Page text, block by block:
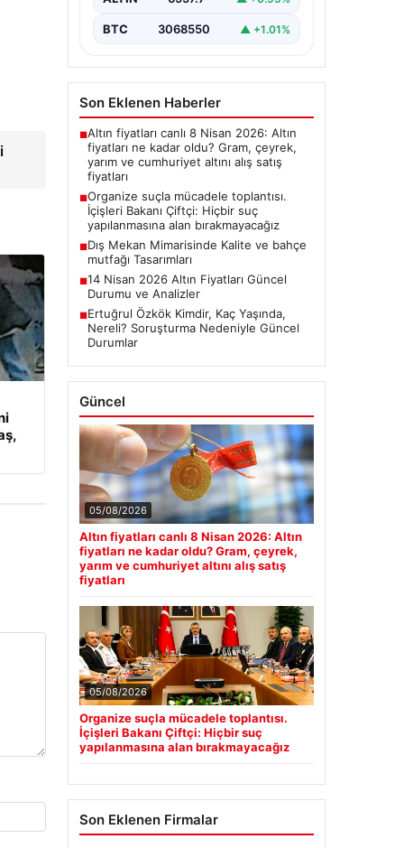
BTC 3068550 ▲ +1.01%
Son Eklenen Haberler
■Altın fiyatları canlı 8 Nisan 2026: Altın
fiyatları ne kadar oldu? Gram, çeyrek,
yarım ve cumhuriyet altını alış satış
fiyatları
■Organize suçla mücadele toplantısı.
İçişleri Bakanı Çiftçi: Hiçbir suç
yapılanmasına alan bırakmayacağız
■Dış Mekan Mimarisinde Kalite ve bahçe
mutfağı Tasarımları
■14 Nisan 2026 Altın Fiyatları Güncel
Durumu ve Analizler
■Ertuğrul Özkök Kimdir, Kaç Yaşında,
Nereli? Soruşturma Nedeniyle Güncel
Durumlar
Güncel
05/08/2026
Altın fiyatları canlı 8 Nisan 2026: Altın
fiyatları ne kadar oldu? Gram, çeyrek,
yarım ve cumhuriyet altını alış satış
fiyatları
05/08/2026
Organize suçla mücadele toplantısı.
İçişleri Bakanı Çiftçi: Hiçbir suç
yapılanmasına alan bırakmayacağız
Son Eklenen Firmalar